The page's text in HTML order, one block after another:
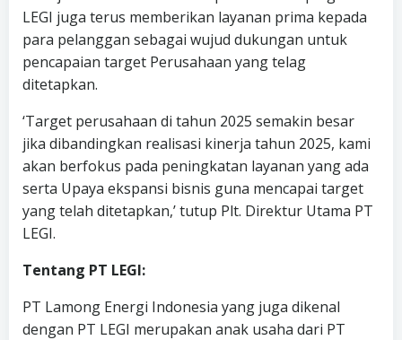
LEGI juga terus memberikan layanan prima kepada
para pelanggan sebagai wujud dukungan untuk
pencapaian target Perusahaan yang telag
ditetapkan.
‘Target perusahaan di tahun 2025 semakin besar
jika dibandingkan realisasi kinerja tahun 2025, kami
akan berfokus pada peningkatan layanan yang ada
serta Upaya ekspansi bisnis guna mencapai target
yang telah ditetapkan,’ tutup Plt. Direktur Utama PT
LEGI.
Tentang PT LEGI:
PT Lamong Energi Indonesia yang juga dikenal
dengan PT LEGI merupakan anak usaha dari PT